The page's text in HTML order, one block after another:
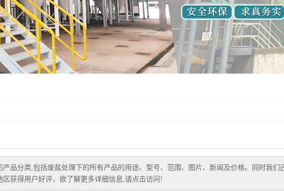
产品分类,包括废盐处理 下的所有产品的用途、型号、范围、图片、新闻及价格。同时我们
获得用户好评，欲了解更多详细信息,请点击访问!